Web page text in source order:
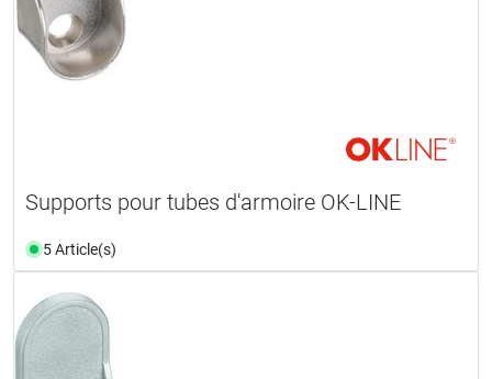
Supports pour tubes d'armoire OK-LINE
5 Article(s)